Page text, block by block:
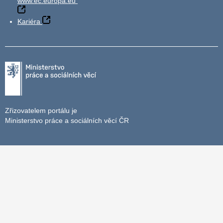
Kariéra
Zřizovatelem portálu je
Ministerstvo práce a sociálních věcí ČR